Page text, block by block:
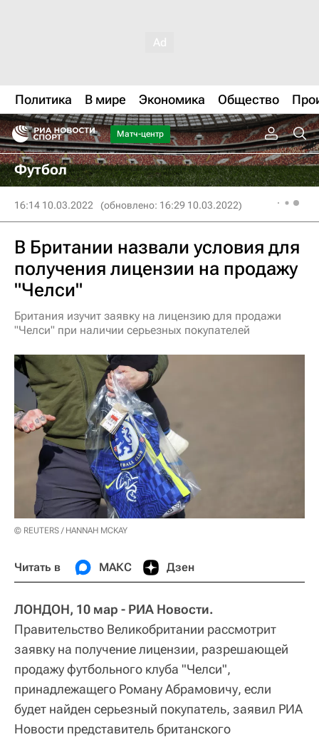
Политика В мире Экономика Общество
Матч-центр
Футбол
16:14 10.03.2022 (обновлено: 16:29 10.03.2022)
В Британии назвали условия для
получения лицензии на продажу
"Челси"
Британия изучит заявку на лицензию для продажи
"Челси" при наличии серьезных покупателей
© REUTERS / HANNAH MCKAY
Читать в МАКС Дзен
ЛОНДОН, 10 мар - РИА Новости.
Правительство Великобритании рассмотрит
заявку на получение лицензии, разрешающей
продажу футбольного клуба "Челси",
принадлежащего Роману Абрамовичу, если
будет найден серьезный покупатель, заявил РИА
Новости представитель британского